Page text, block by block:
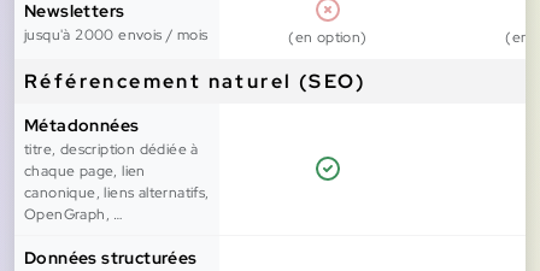
Newsletters
jusqu'à 2000 envois / mois (en option) (en
Référencement naturel (SEO)
Métadonnées
titre, description dédiée à
chaque page, lien
canonique, liens alternatifs,
OpenGraph, …
Données structurées